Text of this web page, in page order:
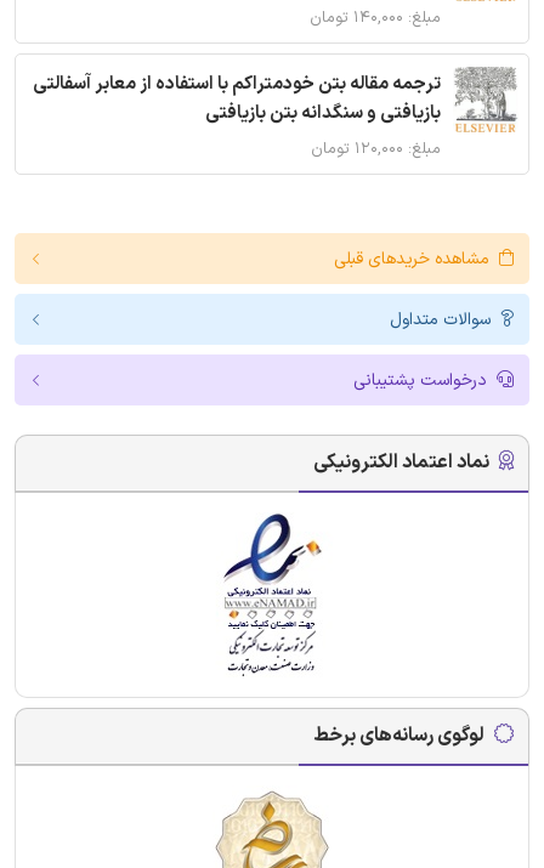
مبلغ: ۱۴۰,۰۰۰ تومان
ترجمه مقاله بتن خودمتراکم با استفاده از معابر آسفالتی
بازیافتی و سنگدانه بتن بازیافتی
مبلغ: ۱۲۰,۰۰۰ تومان
مشاهده خریدهای قبلی
سوالات متداول
درخواست پشتیبانی
نماد اعتماد الکترونیکی
لوگوی رسانه‌های برخط